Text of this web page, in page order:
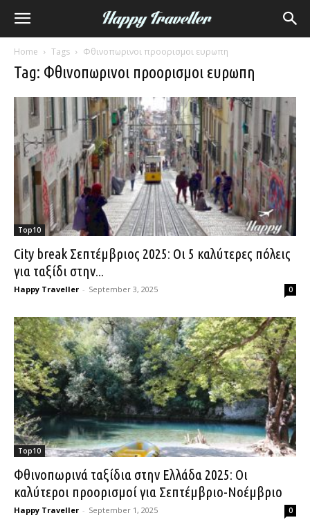
Home Tags Φθινοπωρινοι προορισμοι ευρωπη
Tag: Φθινοπωρινοι προορισμοι ευρωπη
Top10
City break Σεπτέμβριος 2025: Οι 5 καλύτερες πόλεις
για ταξίδι στην...
Happy Traveller - September 3, 2025 0
Top10
Φθινοπωρινά ταξίδια στην Ελλάδα 2025: Οι
καλύτεροι προορισμοί για Σεπτέμβριο-Νοέμβριο
Happy Traveller - September 1, 2025 0